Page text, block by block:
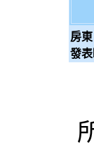
房東
發表